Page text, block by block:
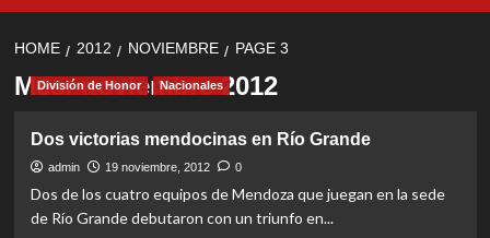
HOME 2012 NOVIEMBRE PAGE 3
Mes:noviembre 2012
División de Honor Nacionales
Dos victorias mendocinas en Río Grande
admin 19 noviembre, 2012 0
Dos de los cuatro equipos de Mendoza que juegan en la sede
de Río Grande debutaron con un triunfo en...